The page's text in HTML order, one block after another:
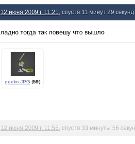
12 июня 2009 г. 11:21 , спустя 11 минут 29 секунд
ладно тогда так повешу что вышло
geeko.JPG (59)
12 июня 2009 г. 11:55 , спустя 33 минуты 56